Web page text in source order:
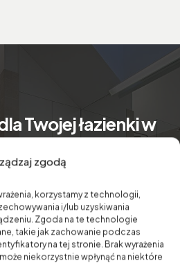
zgodą
korzystamy z technologii,
i/lub uzyskiwania
Zgoda na te technologie
takie jak zachowanie podczas
na tej stronie. Brak wyrażenia
niekorzystnie wpłynąć na niektóre
Twojej łazienki w
jakości silikonów do
Idealne do zastosowań